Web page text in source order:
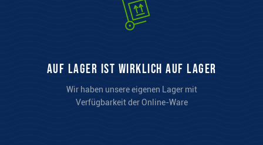
auf Lager ist wirklich auf Lager
Wir haben unsere eigenen Lager mit
Verfügbarkeit der Online-Ware